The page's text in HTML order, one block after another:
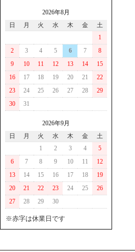
2026年8月
日
月 火 水 木 金
土
1
2
3 4 5 6 7
8
9
10 11 12 13 14
15
16
17 18 19 20 21
22
23
24 25 26 27 28
29
30
31
2026年9月
日
月 火 水 木 金
土
1
2 3 4
5
6
7 8 9 10 11
12
13
14 15 16 17 18
19
20
21 22 23 24 25
26
27
28 29 30
※赤字は休業日です